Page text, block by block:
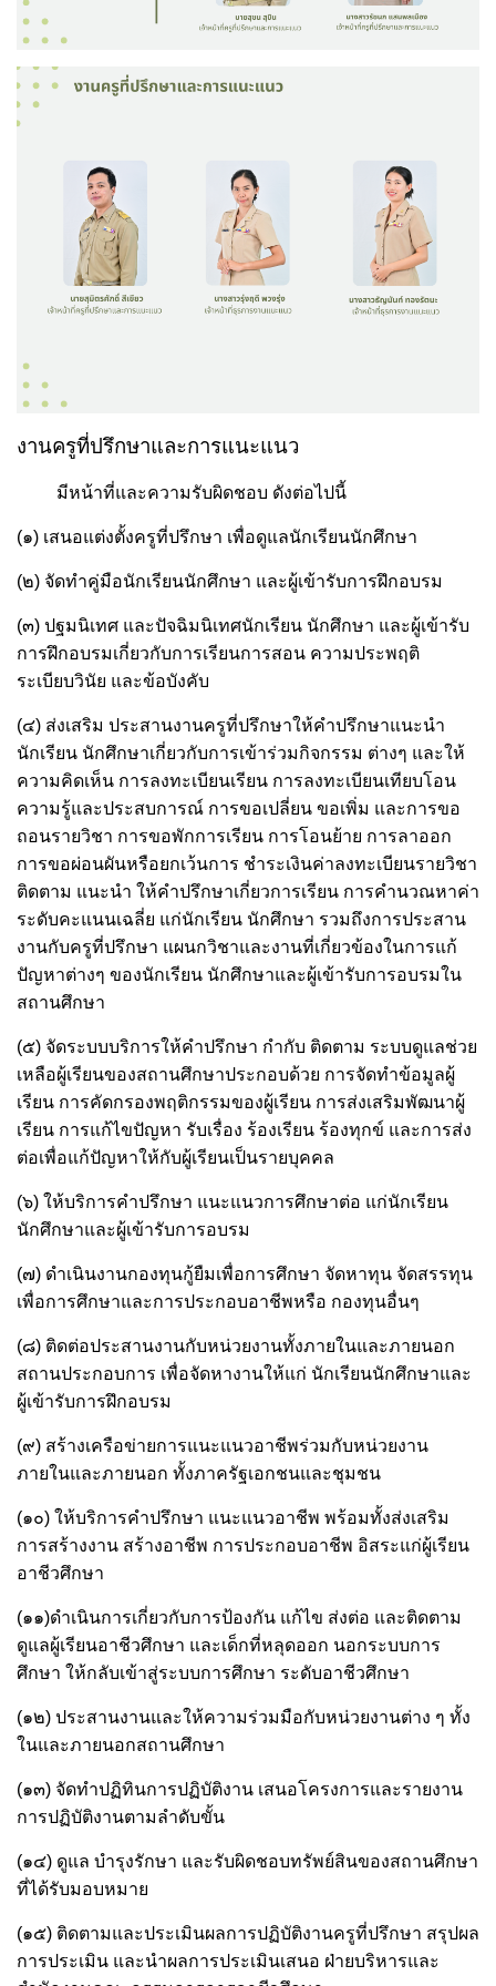
งานครูที่ปรึกษาและการแนะแนว
มีหน้าที่และความรับผิดชอบ ดังต่อไปนี้
(๑) เสนอแต่งตั้งครูที่ปรึกษา เพื่อดูแลนักเรียนนักศึกษา
(๒) จัดทำคู่มือนักเรียนนักศึกษา และผู้เข้ารับการฝึกอบรม
(๓) ปฐมนิเทศ และปัจฉิมนิเทศนักเรียน นักศึกษา และผู้เข้ารับ
การฝึกอบรมเกี่ยวกับการเรียนการสอน ความประพฤติ
ระเบียบวินัย และข้อบังคับ
(๔) ส่งเสริม ประสานงานครูที่ปรึกษาให้คำปรึกษาแนะนำ
นักเรียน นักศึกษาเกี่ยวกับการเข้าร่วมกิจกรรม ต่างๆ และให้
ความคิดเห็น การลงทะเบียนเรียน การลงทะเบียนเทียบโอน
ความรู้และประสบการณ์ การขอเปลี่ยน ขอเพิ่ม และการขอ
ถอนรายวิชา การขอพักการเรียน การโอนย้าย การลาออก
การขอผ่อนผันหรือยกเว้นการ ชำระเงินค่าลงทะเบียนรายวิชา
ติดตาม แนะนำ ให้คำปรึกษาเกี่ยวการเรียน การคำนวณหาค่า
ระดับคะแนนเฉลี่ย แก่นักเรียน นักศึกษา รวมถึงการประสาน
งานกับครูที่ปรึกษา แผนกวิชาและงานที่เกี่ยวข้องในการแก้
ปัญหาต่างๆ ของนักเรียน นักศึกษาและผู้เข้ารับการอบรมใน
สถานศึกษา
(๕) จัดระบบบริการให้คำปรึกษา กำกับ ติดตาม ระบบดูแลช่วย
เหลือผู้เรียนของสถานศึกษาประกอบด้วย การจัดทำข้อมูลผู้
เรียน การคัดกรองพฤติกรรมของผู้เรียน การส่งเสริมพัฒนาผู้
เรียน การแก้ไขปัญหา รับเรื่อง ร้องเรียน ร้องทุกข์ และการส่ง
ต่อเพื่อแก้ปัญหาให้กับผู้เรียนเป็นรายบุคคล
(๖) ให้บริการคำปรึกษา แนะแนวการศึกษาต่อ แก่นักเรียน
นักศึกษาและผู้เข้ารับการอบรม
(๗) ดำเนินงานกองทุนกู้ยืมเพื่อการศึกษา จัดหาทุน จัดสรรทุน
เพื่อการศึกษาและการประกอบอาชีพหรือ กองทุนอื่นๆ
(๘) ติดต่อประสานงานกับหน่วยงานทั้งภายในและภายนอก
สถานประกอบการ เพื่อจัดหางานให้แก่ นักเรียนนักศึกษาและ
ผู้เข้ารับการฝึกอบรม
(๙) สร้างเครือข่ายการแนะแนวอาชีพร่วมกับหน่วยงาน
ภายในและภายนอก ทั้งภาครัฐเอกชนและชุมชน
(๑๐) ให้บริการคำปรึกษา แนะแนวอาชีพ พร้อมทั้งส่งเสริม
การสร้างงาน สร้างอาชีพ การประกอบอาชีพ อิสระแก่ผู้เรียน
อาชีวศึกษา
(๑๑)ดำเนินการเกี่ยวกับการป้องกัน แก้ไข ส่งต่อ และติดตาม
ดูแลผู้เรียนอาชีวศึกษา และเด็กที่หลุดออก นอกระบบการ
ศึกษา ให้กลับเข้าสู่ระบบการศึกษา ระดับอาชีวศึกษา
(๑๒) ประสานงานและให้ความร่วมมือกับหน่วยงานต่าง ๆ ทั้ง
ในและภายนอกสถานศึกษา
(๑๓) จัดทำปฏิทินการปฏิบัติงาน เสนอโครงการและรายงาน
การปฏิบัติงานตามลำดับขั้น
(๑๔) ดูแล บำรุงรักษา และรับผิดชอบทรัพย์สินของสถานศึกษา
ที่ได้รับมอบหมาย
(๑๕) ติดตามและประเมินผลการปฏิบัติงานครูที่ปรึกษา สรุปผล
การประเมิน และนำผลการประเมินเสนอ ฝ่ายบริหารและ